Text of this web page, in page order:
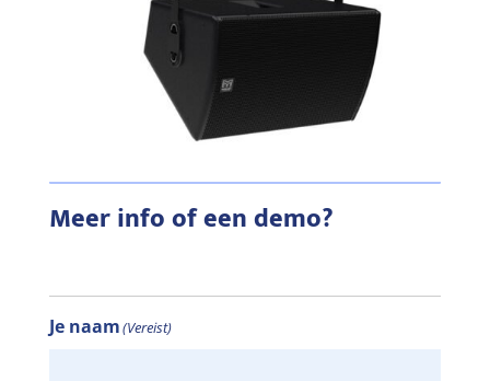
Meer info of een demo?
Je naam(Vereist)